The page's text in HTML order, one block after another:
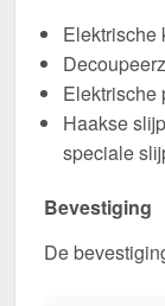
Elektrische
Elektrische
Haakse
speciale
Bevestiging
De